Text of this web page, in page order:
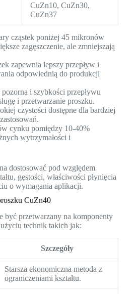
CuZn10, CuZn30,
CuZn37
cząstek poniżej 45 mikronów
zagęszczenie, ale zmniejszają
zapewnia lepszy przepływ i
odpowiednią do produkcji
pozorna i szybkości przepływu
i przetwarzanie proszku.
czystości dostępne dla bardziej
cynku pomiędzy 10-40%
wytrzymałości i
dostosować pod względem
gęstości, właściwości płynięcia
o wymagania aplikacji.
CuZn40
być przetwarzany na komponenty
technik takich jak:
Szczegóły
Starsza ekonomiczna metoda z
ograniczeniami kształtu.